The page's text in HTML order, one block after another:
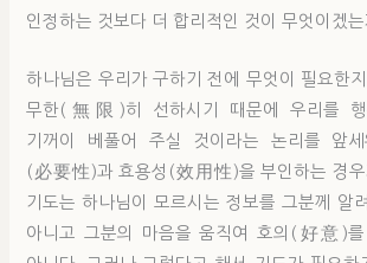
인정하는 것보다 더 합리적인 것이 무엇이겠는
하나님은 우리가 구하기 전에 무엇이 필요한
무한(無限)히 선하시기 때문에 우리를 행
기꺼이 베풀어 주실 것이라는 논리를 앞
(必要性)과 효용성(效用性)을 부인하는 경
기도는 하나님이 모르시는 정보를 그분께 알
아니고 그분의 마음을 움직여 호의(好意)